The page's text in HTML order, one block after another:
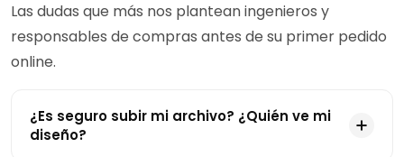
Las dudas que más nos plantean ingenieros y
responsables de compras antes de su primer pedido
online.
¿Es seguro subir mi archivo? ¿Quién ve mi
diseño?